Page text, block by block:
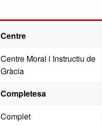
Centre
Centre Moral i Instructiu de
Gràcia
Completesa
Complet